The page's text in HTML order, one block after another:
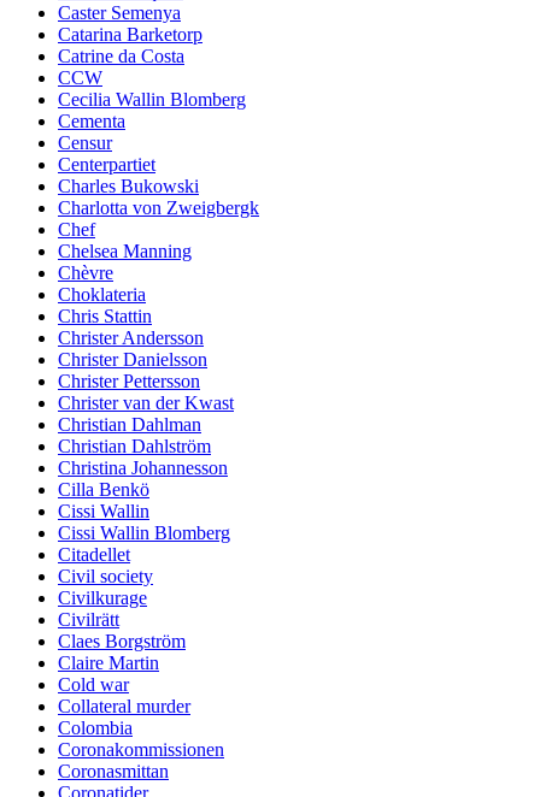
Caster Semenya
Catarina Barketorp
Catrine da Costa
CCW
Cecilia Wallin Blomberg
Cementa
Censur
Centerpartiet
Charles Bukowski
Charlotta von Zweigbergk
Chef
Chelsea Manning
Chèvre
Choklateria
Chris Stattin
Christer Andersson
Christer Danielsson
Christer Pettersson
Christer van der Kwast
Christian Dahlman
Christian Dahlström
Christina Johannesson
Cilla Benkö
Cissi Wallin
Cissi Wallin Blomberg
Citadellet
Civil society
Civilkurage
Civilrätt
Claes Borgström
Claire Martin
Cold war
Collateral murder
Colombia
Coronakommissionen
Coronasmittan
Coronatider